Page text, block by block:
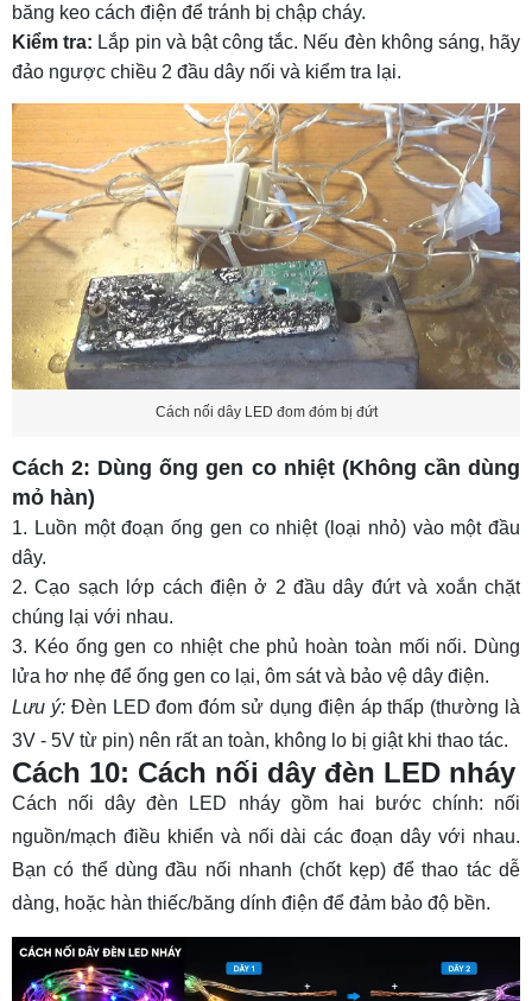
băng keo cách điện để tránh bị chập cháy.
Kiểm tra: Lắp pin và bật công tắc. Nếu đèn không sáng, hãy
đảo ngược chiều 2 đầu dây nối và kiểm tra lại.
Cách nối dây LED đom đóm bị đứt
Cách 2: Dùng ống gen co nhiệt (Không cần dùng
mỏ hàn)
Luồn một đoạn ống gen co nhiệt (loại nhỏ) vào một đầu
dây.
Cạo sạch lớp cách điện ở 2 đầu dây đứt và xoắn chặt
chúng lại với nhau.
Kéo ống gen co nhiệt che phủ hoàn toàn mối nối. Dùng
lửa hơ nhẹ để ống gen co lại, ôm sát và bảo vệ dây điện.
Lưu ý:Đèn LED đom đóm sử dụng điện áp thấp (thường là
3V - 5V từ pin) nên rất an toàn, không lo bị giật khi thao tác.
Cách 10: Cách nối dây đèn LED nháy
Cách nối dây đèn LED nháy gồm hai bước chính: nối
nguồn/mạch điều khiển và nối dài các đoạn dây với nhau.
Bạn có thể dùng đầu nối nhanh (chốt kẹp) để thao tác dễ
dàng, hoặc hàn thiếc/băng dính điện để đảm bảo độ bền.